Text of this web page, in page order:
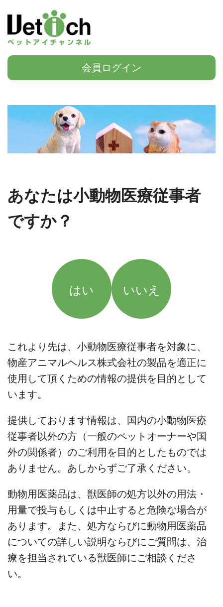
会員ログイン
あなたは小動物医療従事者
ですか？
はい いいえ
これより先は、小動物医療従事者を対象に、
物産アニマルヘルス株式会社の製品を適正に
使用して頂くための情報の提供を目的として
います。
提供しております情報は、国内の小動物医療
従事者以外の方（一般のペットオーナーや国
外の関係者）のご利用を目的としたものでは
ありません。あしからずご了承ください。
動物用医薬品は、獣医師の処方以外の用法・
用量で投与もしくは中止すると危険な場合が
あります。また、処方ならびに動物用医薬品
についての詳しい説明ならびにご質問は、治
療を担当されている獣医師にご相談くださ
い。